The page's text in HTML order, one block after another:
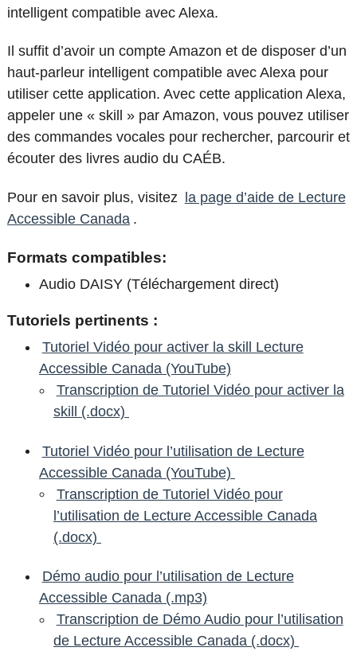
intelligent compatible avec Alexa.
Il suffit d’avoir un compte Amazon et de disposer d’un
haut-parleur intelligent compatible avec Alexa pour
utiliser cette application. Avec cette application Alexa,
appeler une « skill » par Amazon, vous pouvez utiliser
des commandes vocales pour rechercher, parcourir et
écouter des livres audio du CAÉB.
Pour en savoir plus, visitez la page d’aide de Lecture
Accessible Canada .
Formats compatibles:
Audio DAISY (Téléchargement direct)
Tutoriels pertinents :
Tutoriel Vidéo pour activer la skill Lecture
Accessible Canada (YouTube)
Transcription de Tutoriel Vidéo pour activer la
skill (.docx)
Tutoriel Vidéo pour l’utilisation de Lecture
Accessible Canada (YouTube)
Transcription de Tutoriel Vidéo pour
l’utilisation de Lecture Accessible Canada
(.docx)
Démo audio pour l’utilisation de Lecture
Accessible Canada (.mp3)
Transcription de Démo Audio pour l’utilisation
de Lecture Accessible Canada (.docx)